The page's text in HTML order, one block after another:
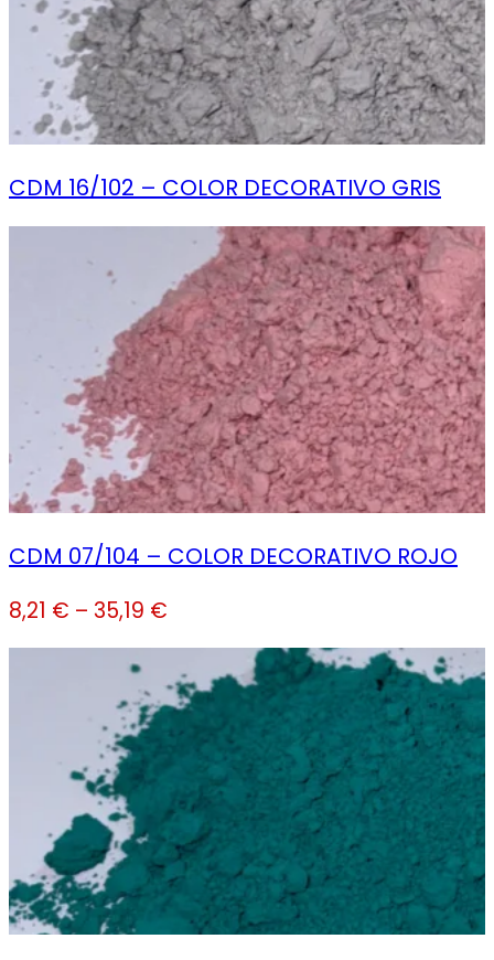
CDM 16/102 – COLOR DECORATIVO GRIS
CDM 07/104 – COLOR DECORATIVO ROJO
8,21 € – 35,19 €